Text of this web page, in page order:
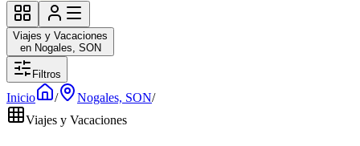
Viajes y Vacaciones
en Nogales, SON
Filtros
Inicio / Nogales, SON/
Viajes y Vacaciones